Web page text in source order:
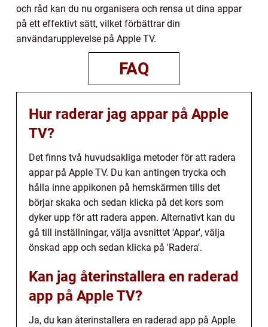
och råd kan du nu organisera och rensa ut dina appar
på ett effektivt sätt, vilket förbättrar din
användarupplevelse på Apple TV.
FAQ
Hur raderar jag appar på Apple
TV?
Det finns två huvudsakliga metoder för att radera
appar på Apple TV. Du kan antingen trycka och
hålla inne appikonen på hemskärmen tills det
börjar skaka och sedan klicka på det kors som
dyker upp för att radera appen. Alternativt kan du
gå till inställningar, välja avsnittet 'Appar', välja
önskad app och sedan klicka på 'Radera'.
Kan jag återinstallera en raderad
app på Apple TV?
Ja, du kan återinstallera en raderad app på Apple